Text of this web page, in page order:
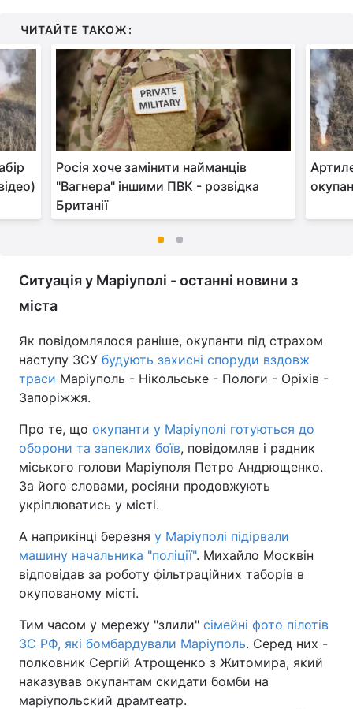
ЧИТАЙТЕ ТАКОЖ:
Росія хоче замінити найманців
"Вагнера" іншими ПВК - розвідка
Британії
Ситуація у Маріуполі - останні новини з
міста
Як повідомлялося раніше, окупанти під страхом
наступу ЗСУ будують захисні споруди вздовж
траси Маріуполь - Нікольське - Пологи - Оріхів -
Запоріжжя.
Про те, що окупанти у Маріуполі готуються до
оборони та запеклих боїв, повідомляв і радник
міського голови Маріуполя Петро Андрющенко.
За його словами, росіяни продовжують
укріплюватись у місті.
А наприкінці березня у Маріуполі підірвали
машину начальника "поліції". Михайло Москвін
відповідав за роботу фільтраційних таборів в
окупованому місті.
Тим часом у мережу "злили" сімейні фото пілотів
ЗС РФ, які бомбардували Маріуполь. Серед них -
полковник Сергій Атрощенко з Житомира, який
наказував окупантам скидати бомби на
маріупольский драмтеатр.